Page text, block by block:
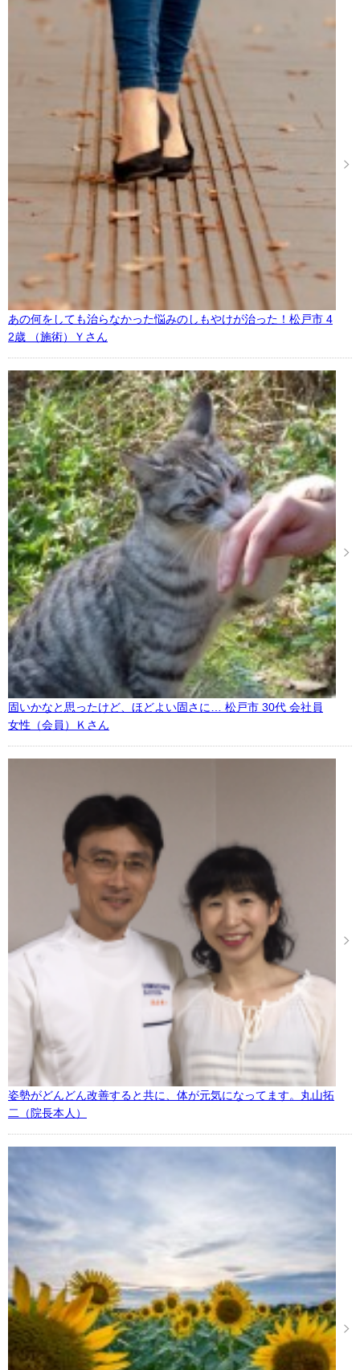
あの何をしても治らなかった悩みのしもやけが治った！松戸市 4
2歳 （施術）Ｙさん
固いかなと思ったけど、ほどよい固さに… 松戸市 30代 会社員
女性（会員）Ｋさん
姿勢がどんどん改善すると共に、体が元気になってます。丸山拓
二（院長本人）